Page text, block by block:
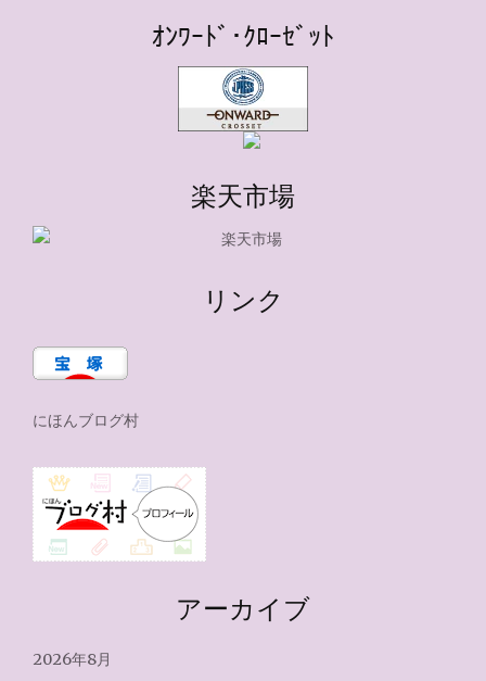
ｵﾝﾜｰﾄﾞ･ｸﾛｰｾﾞｯﾄ
楽天市場
リンク
にほんブログ村
アーカイブ
2026年8月